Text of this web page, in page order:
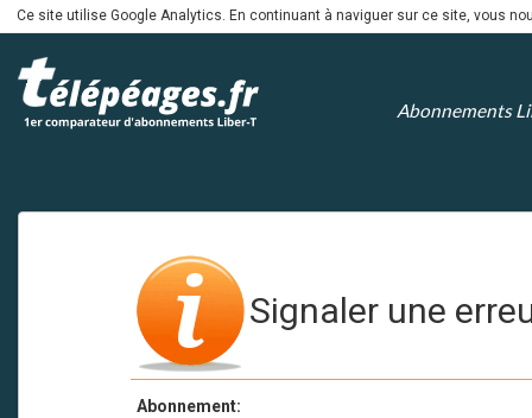
Ce site utilise Google Analytics. En continuant à naviguer sur ce site, vous
Abonnements
Signaler une
Abonnement: